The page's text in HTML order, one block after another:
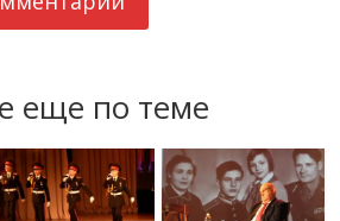
еще по теме